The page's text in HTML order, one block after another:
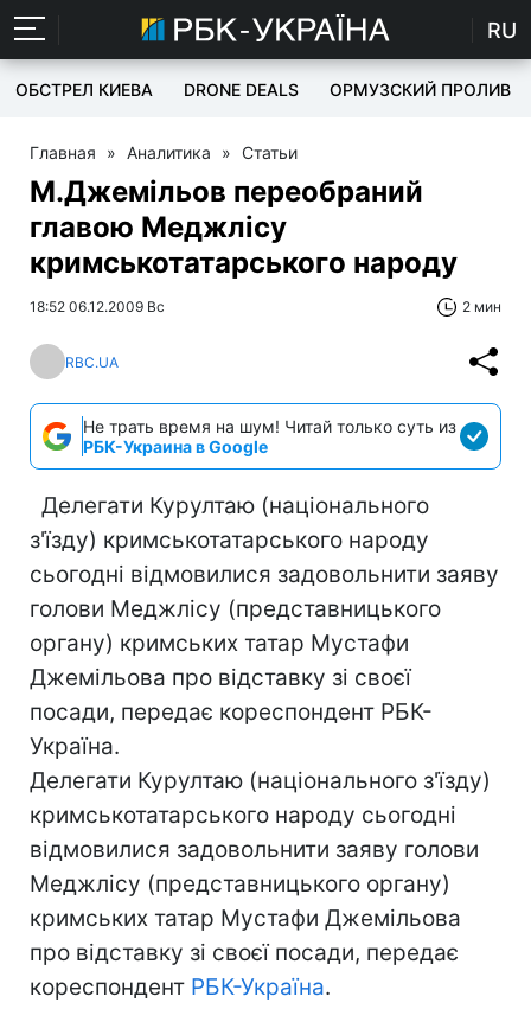
RU
ОБСТРЕЛ КИЕВА DRONE DEALS ОРМУЗСКИЙ ПРОЛИВ
Главная » Аналитика » Статьи
М.Джемільов переобраний
главою Меджлісу
кримськотатарського народу
18:52 06.12.2009 Вс 2 мин
RBC.UA
Не трать время на шум! Читай только суть из
РБК-Украина в Google
Делегати Курултаю (національного
з'їзду) кримськотатарського народу
сьогодні відмовилися задовольнити заяву
голови Меджлісу (представницького
органу) кримських татар Мустафи
Джемільова про відставку зі своєї
посади, передає кореспондент РБК-
Україна.
Делегати Курултаю (національного з'їзду)
кримськотатарського народу сьогодні
відмовилися задовольнити заяву голови
Меджлісу (представницького органу)
кримських татар Мустафи Джемільова
про відставку зі своєї посади, передає
кореспондент РБК-Україна.